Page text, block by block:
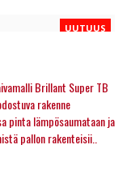
UUTUUS
Brillant Super TB
rakenne
pinta lämpösaumataan ja
pallon rakenteisii..